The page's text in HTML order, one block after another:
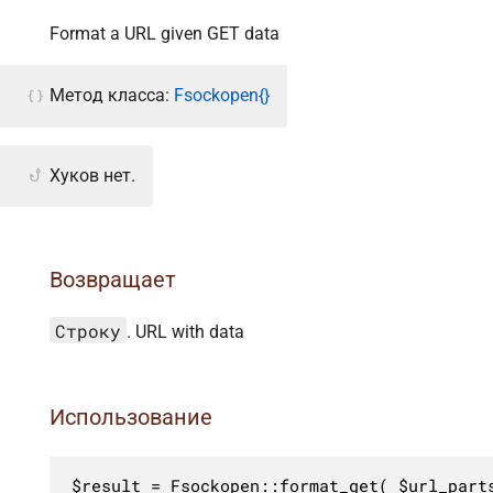
Format a URL given GET data
Метод класса: Fsockopen{}
Хуков нет.
Возвращает
Строку . URL with data
Использование
$result = Fsockopen::format_get(